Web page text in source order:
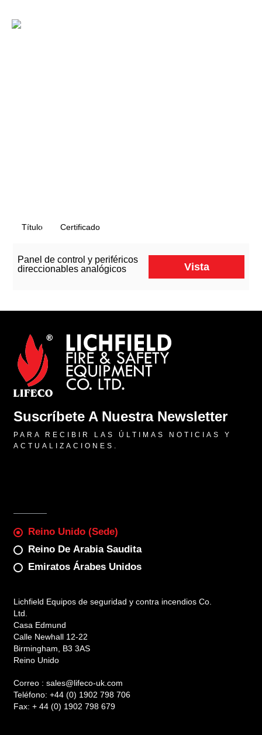
contenido
Título Certificado
Panel de control y periféricos
direccionables analógicos
Vista
Suscríbete A Nuestra Newsletter
PARA RECIBIR LAS ÚLTIMAS NOTICIAS Y
ACTUALIZACIONES.
Reino Unido (sede)
Reino De Arabia Saudita
Emiratos Árabes Unidos
Lichfield Equipos de seguridad y contra incendios Co.
Ltd.
Casa Edmund
Calle Newhall 12-22
Birmingham, B3 3AS
Reino Unido
Correo :sales@lifeco-uk.com
Teléfono: +44 (0) 1902 798 706
Fax:+ 44 (0) 1902 798 679